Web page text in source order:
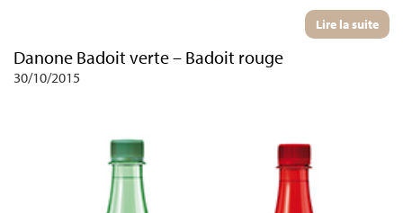
Lire la suite
Danone Badoit verte – Badoit rouge
30/10/2015